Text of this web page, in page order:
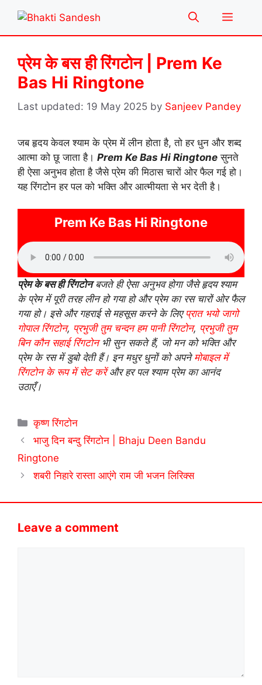
content
Menu
प्रेम के बस ही रिंगटोन | Prem Ke
Bas Hi Ringtone
19 May 2025 by Sanjeev Pandey
जब हृदय केवल श्याम के प्रेम में लीन होता है, तो हर धुन और शब्द
आत्मा को छू जाता है। Prem Ke Bas Hi Ringtone सुनते
ही ऐसा अनुभव होता है जैसे प्रेम की मिठास चारों ओर फैल गई हो।
यह रिंगटोन हर पल को भक्ति और आत्मीयता से भर देती है।
Prem Ke Bas Hi Ringtone
प्रेम के बस ही रिंगटोनबजते ही ऐसा अनुभव होगा जैसे हृदय श्याम
के प्रेम में पूरी तरह लीन हो गया हो और प्रेम का रस चारों ओर फैल
गया हो। इसे और गहराई से महसूस करने के लिए प्रात भयो जागो
गोपाल रिंगटोन, प्रभुजी तुम चन्दन हम पानी रिंगटोन, प्रभुजी तुम
बिन कौन सहाई रिंगटोनभी सुन सकते हैं, जो मन को भक्ति और
प्रेम के रस में डुबो देती हैं। इन मधुर धुनों को अपनेमोबाइल में
रिंगटोन के रूप में सेट करेंऔर हर पल श्याम प्रेम का आनंद
उठाएँ।
Categories
कृष्ण रिंगटोन
भाजु दिन बन्दु रिंगटोन | Bhaju Deen Bandu
Ringtone
शबरी निहारे रास्ता आएंगे राम जी भजन लिरिक्स
Leave a comment